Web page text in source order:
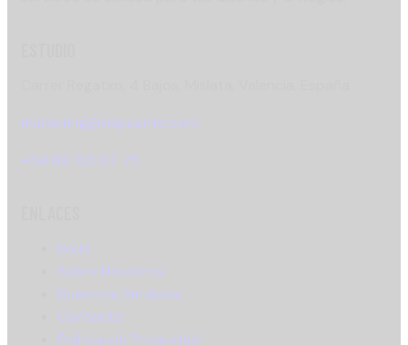
marketing@xispeante.com
+34 681 65 07 75
Inicio
Sobre Nosotros
Nuestros Servicios
Contacto
Política de Privacidad